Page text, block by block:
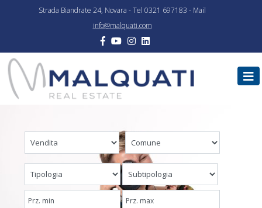
Strada Biandrate 24, Novara - Tel 0321 697183 - Mail
info@malquati.com